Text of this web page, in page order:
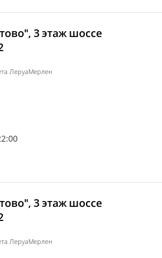
3 этаж шоссе
ЛеруаМерлен
3 этаж шоссе
ЛеруаМерлен